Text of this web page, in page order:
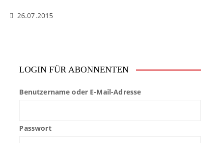
26.07.2015
LOGIN FÜR ABONNENTEN
Benutzername oder E-Mail-Adresse
Passwort